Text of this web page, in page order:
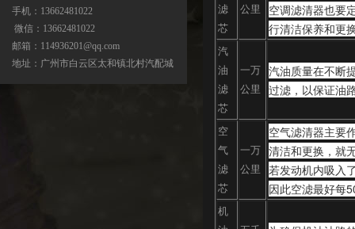
宝马X5分动箱/器-ATC500-ATC700-
手机：13662481022
微信：13662481022
邮箱：114936201@qq.com
地址：广州市白云区太和镇北村汽配城
滤
芯
公里
空调滤清器也要
行清洁保养和更
汽
油
滤
芯
一万
公里
汽油质量在不断
过滤，以保证油
空
气
滤
芯
一万
公里
空气滤清器主要
清洁和更换，就
若发动机内吸入
因此空滤最好每
机